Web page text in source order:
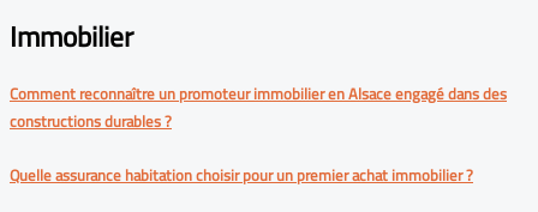
Immobilier
Comment reconnaître un promoteur immobilier en Alsace engagé dans des
constructions durables ?
Quelle assurance habitation choisir pour un premier achat immobilier ?